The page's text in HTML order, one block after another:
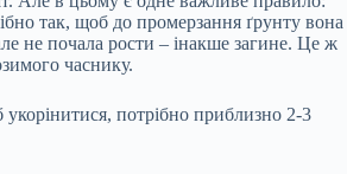
так, щоб до промерзання ґрунту вона
не почала рости – інакше загине. Це ж
часнику.
потрібно приблизно 2-3